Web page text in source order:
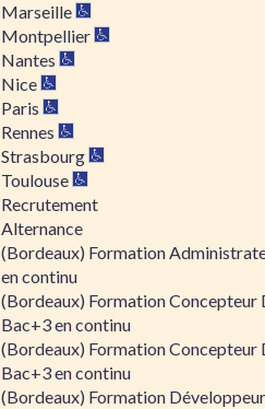
Marseille
Montpellier
Nantes
Nice
Paris
Rennes
Strasbourg
Toulouse
Recrutement
Alternance
(Bordeaux) Formation
en continu
(Bordeaux) Formation
Bac+3 en continu
(Bordeaux) Formation
Bac+3 en continu
(Bordeaux) Formation